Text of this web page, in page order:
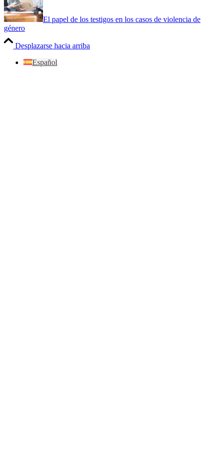
El papel de los testigos en los casos de violencia de
género
Desplazarse hacia arriba
Español